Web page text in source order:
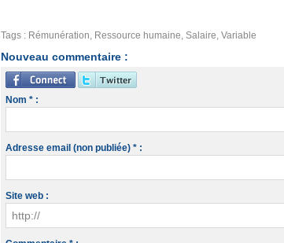
Tags : Rémunération Ressource humaine Salaire Variable
Nouveau commentaire :
Nom * :
Adresse email (non publiée) * :
Site web :